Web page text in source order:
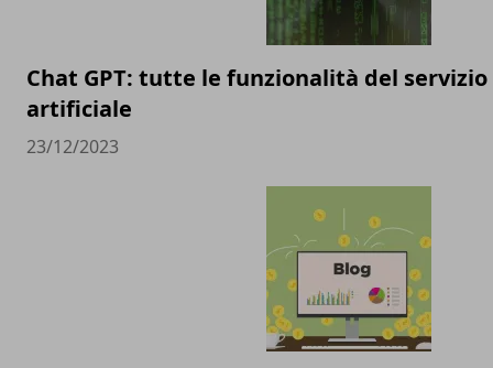
Chat GPT: tutte le funzionalità del
artificiale
23/12/2023